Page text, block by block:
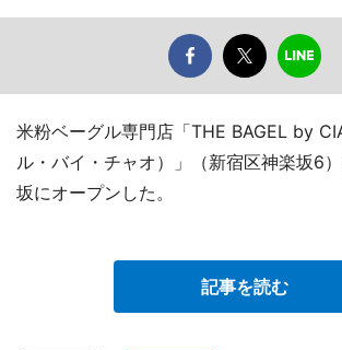
米粉ベーグル専門店「THE BAGEL by
ル・バイ・チャオ）」（新宿区神楽坂6
坂にオープンした。
記事を読む